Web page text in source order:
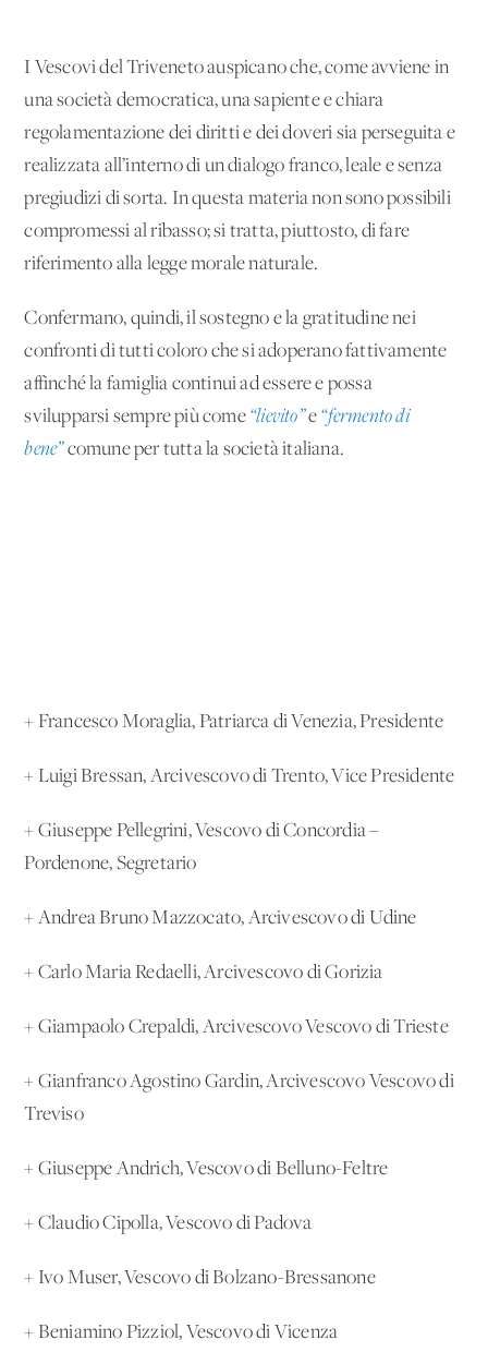
I Vescovi del Triveneto auspicano che, come avviene in
una società democratica, una sapiente e chiara
regolamentazione dei diritti e dei doveri sia perseguita e
realizzata all’interno di un dialogo franco, leale e senza
pregiudizi di sorta. In questa materia non sono possibili
compromessi al ribasso; si tratta, piuttosto, di fare
riferimento alla legge morale naturale.
Confermano, quindi, il sostegno e la gratitudine nei
confronti di tutti coloro che si adoperano fattivamente
affinché la famiglia continui ad essere e possa
svilupparsi sempre più come “lievito”e “fermento di
bene”comune per tutta la società italiana.
+ Francesco Moraglia, Patriarca di Venezia, Presidente
+ Luigi Bressan, Arcivescovo di Trento, Vice Presidente
+ Giuseppe Pellegrini, Vescovo di Concordia –
Pordenone, Segretario
+ Andrea Bruno Mazzocato, Arcivescovo di Udine
+ Carlo Maria Redaelli, Arcivescovo di Gorizia
+ Giampaolo Crepaldi, Arcivescovo Vescovo di Trieste
+ Gianfranco Agostino Gardin, Arcivescovo Vescovo di
Treviso
+ Giuseppe Andrich, Vescovo di Belluno-Feltre
+ Claudio Cipolla, Vescovo di Padova
+ Ivo Muser, Vescovo di Bolzano-Bressanone
+ Beniamino Pizziol, Vescovo di Vicenza